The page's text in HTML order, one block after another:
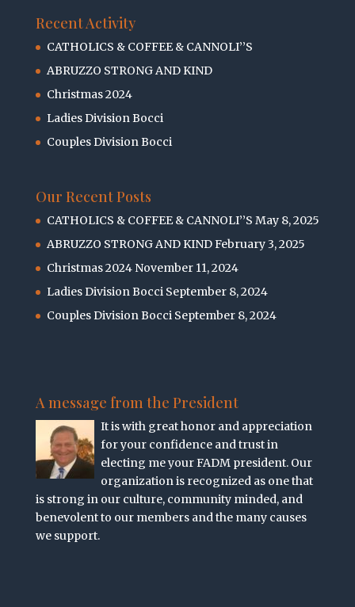
Recent Activity
CATHOLICS & COFFEE & CANNOLI’’S
ABRUZZO STRONG AND KIND
Christmas 2024
Ladies Division Bocci
Couples Division Bocci
Our Recent Posts
CATHOLICS & COFFEE & CANNOLI’’S May 8, 2025
ABRUZZO STRONG AND KINDFebruary 3, 2025
Christmas 2024 November 11, 2024
Ladies Division Bocci September 8, 2024
Couples Division Bocci September 8, 2024
A message from the President
It is with great honor and appreciation
for your confidence and trust in
electing me your FADM president. Our
organization is recognized as one that
is strong in our culture, community minded, and
benevolent to our members and the many causes
we support.